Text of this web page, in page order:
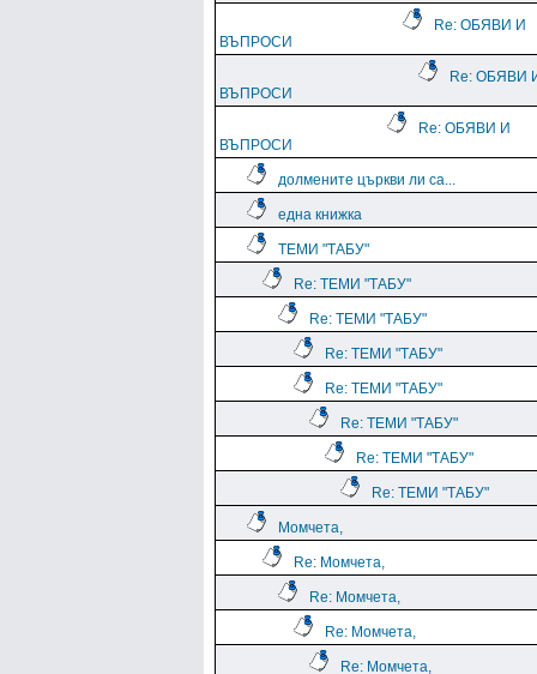
Re: ОБЯВИ И
ВЪПРОСИ
Re: ОБЯВИ
ВЪПРОСИ
Re: ОБЯВИ И
ВЪПРОСИ
долмените църкви ли са...
една книжка
ТЕМИ "ТАБУ"
Re: ТЕМИ "ТАБУ"
Re: ТЕМИ "ТАБУ"
Re: ТЕМИ "ТАБУ"
Re: ТЕМИ "ТАБУ"
Re: ТЕМИ "ТАБУ"
Re: ТЕМИ "ТАБУ"
Re: ТЕМИ "ТАБУ"
Момчета,
Re: Момчета,
Re: Момчета,
Re: Момчета,
Re: Момчета,